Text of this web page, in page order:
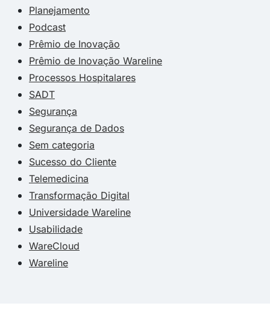
Planejamento
Podcast
Prêmio de Inovação
Prêmio de Inovação Wareline
Processos Hospitalares
SADT
Segurança
Segurança de Dados
Sem categoria
Sucesso do Cliente
Telemedicina
Transformação Digital
Universidade Wareline
Usabilidade
WareCloud
Wareline